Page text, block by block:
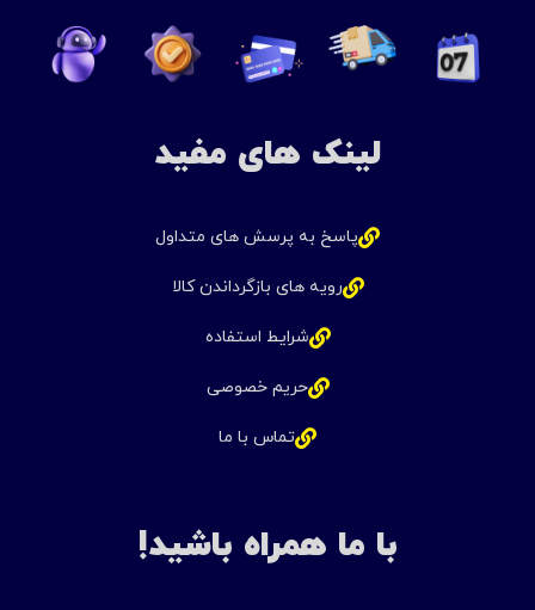
لینک های مفید
پاسخ به پرسش های متداول
رویه های بازگرداندن کالا
شرایط استفاده
حریم خصوصی
تماس با ما
با ما همراه باشید!